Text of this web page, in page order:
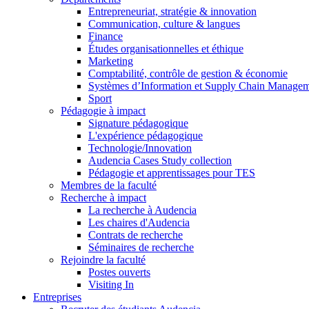
Entrepreneuriat, stratégie & innovation
Communication, culture & langues
Finance
Études organisationnelles et éthique
Marketing
Comptabilité, contrôle de gestion & économie
Systèmes d’Information et Supply Chain
Sport
Pédagogie à impact
Signature pédagogique
L'expérience pédagogique
Technologie/Innovation
Audencia Cases Study collection
Pédagogie et apprentissages pour TES
Membres de la faculté
Recherche à impact
La recherche à Audencia
Les chaires d'Audencia
Contrats de recherche
Séminaires de recherche
Rejoindre la faculté
Postes ouverts
Visiting In
Entreprises